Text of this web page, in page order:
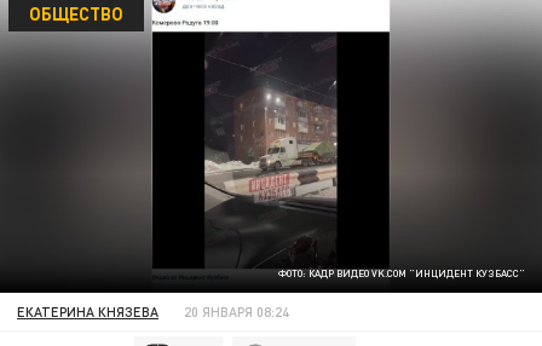
ФОТО: КАДР ВИДЕО VK.COM "ИНЦИДЕНТ КУЗБАСС"
ОБЩЕСТВО
ЕКАТЕРИНА КНЯЗЕВА 20 ЯНВАРЯ 08:24